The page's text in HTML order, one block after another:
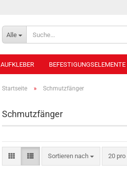
Alle
AUFKLEBER BEFESTIGUNGSELEMENTE
Startseite » Schmutzfänger
Schmutzfänger
Sortieren nach
Sortieren nach 20 pro
pro